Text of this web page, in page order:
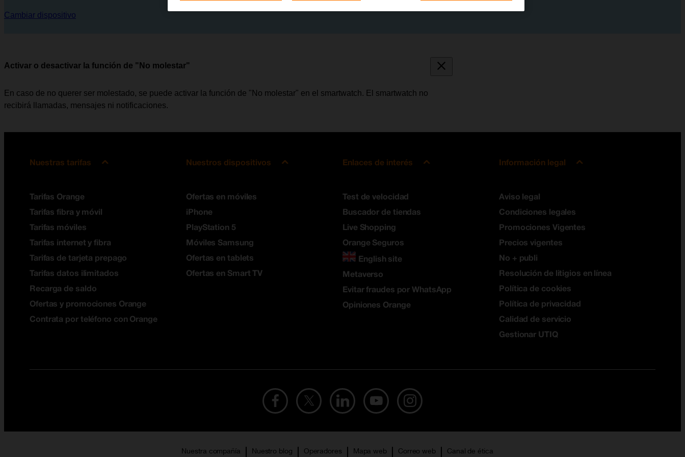
Cambiar dispositivo
Activar o desactivar la función de "No molestar"
En caso de no querer ser molestado, se puede activar la función de "No molestar" en el smartwatch. El smartwatch no
recibirá llamadas, mensajes ni notificaciones.
Nuestras tarifas
Tarifas Orange
Tarifas fibra y móvil
Tarifas móviles
Tarifas internet y fibra
Tarifas de tarjeta prepago
Tarifas datos ilimitados
Recarga de saldo
Ofertas y promociones Orange
Contrata por teléfono con Orange
Nuestros dispositivos
Ofertas en móviles
iPhone
PlayStation 5
Móviles Samsung
Ofertas en tablets
Ofertas en Smart TV
Enlaces de interés
Test de velocidad
Buscador de tiendas
Live Shopping
Orange Seguros
English site
Metaverso
Evitar fraudes por WhatsApp
Opiniones Orange
Información legal
Aviso legal
Condiciones legales
Promociones Vigentes
Precios vigentes
No + publi
Resolución de litigios en línea
Política de cookies
Política de privacidad
Calidad de servicio
Gestionar UTIQ
Nuestra compañía Nuestro blog Operadores Mapa web Correo web Canal de ética